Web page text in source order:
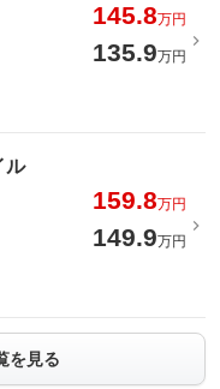
145.8万円
135.9万円
ル
159.8万円
149.9万円
を見る